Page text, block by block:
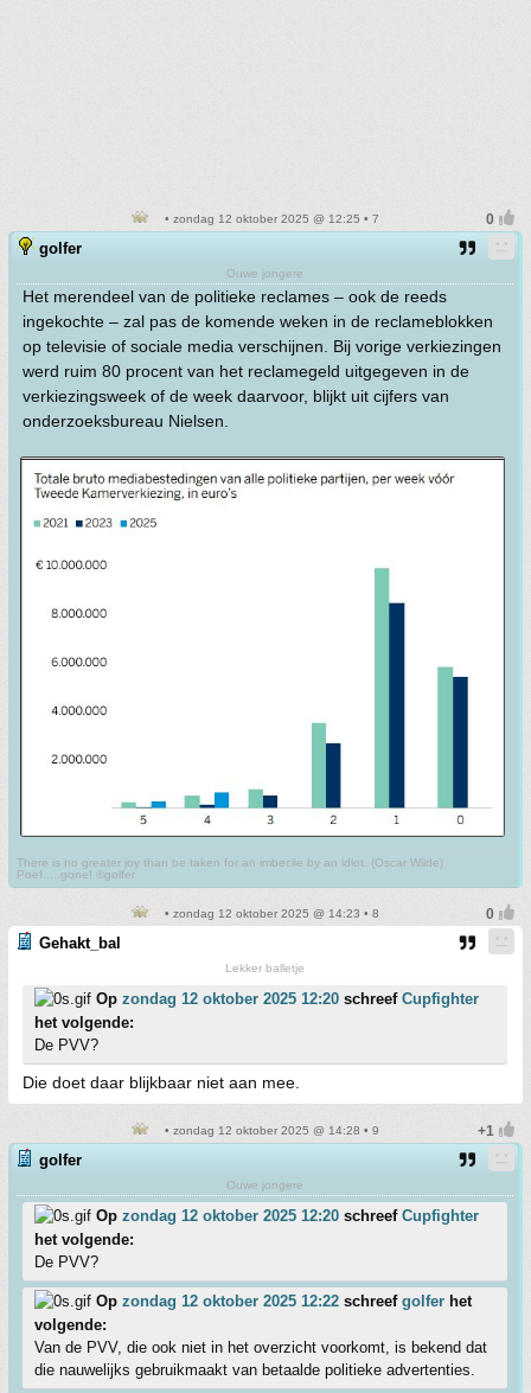
• zondag 12 oktober 2025 @ 12:25 • 7
golfer
Ouwe jongere
Het merendeel van de politieke reclames – ook de reeds
ingekochte – zal pas de komende weken in de reclameblokken
op televisie of sociale media verschijnen. Bij vorige verkiezingen
werd ruim 80 procent van het reclamegeld uitgegeven in de
verkiezingsweek of de week daarvoor, blijkt uit cijfers van
onderzoeksbureau Nielsen.
There is no greater joy than be taken for an imbecile by an idiot. (Oscar Wilde)
Poef.....gone! ©golfer
• zondag 12 oktober 2025 @ 14:23 • 8
Gehakt_bal
Lekker balletje
Op zondag 12 oktober 2025 12:20 schreef Cupfighter
het volgende:
De PVV?
Die doet daar blijkbaar niet aan mee.
• zondag 12 oktober 2025 @ 14:28 • 9
golfer
Ouwe jongere
Op zondag 12 oktober 2025 12:20 schreef Cupfighter
het volgende:
De PVV?
Op zondag 12 oktober 2025 12:22 schreef golfer het
volgende:
Van de PVV, die ook niet in het overzicht voorkomt, is bekend dat
die nauwelijks gebruikmaakt van betaalde politieke advertenties.